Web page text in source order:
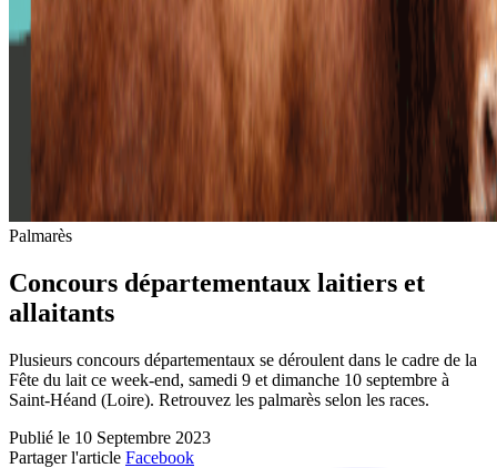
Palmarès
Concours départementaux laitiers et
allaitants
Plusieurs concours départementaux se déroulent dans le cadre de la
Fête du lait ce week-end, samedi 9 et dimanche 10 septembre à
Saint-Héand (Loire). Retrouvez les palmarès selon les races.
Publié le 10 Septembre 2023
Partager l'article Facebook